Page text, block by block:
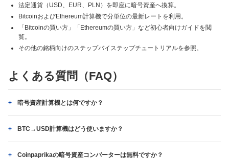
法定通貨（USD、EUR、PLN）を即座に暗号資産へ換算。
BitcoinおよびEthereum計算機で分単位の最新レートを利用。
「Bitcoinの買い方」「Ethereumの買い方」など初心者向けガイドを閲
覧。
その他の銘柄向けのステップバイステップチュートリアルを参照。
よくある質問（FAQ）
暗号資産計算機とは何ですか？
BTC→USD計算機はどう使いますか？
Coinpaprikaの暗号資産コンバーターは無料ですか？